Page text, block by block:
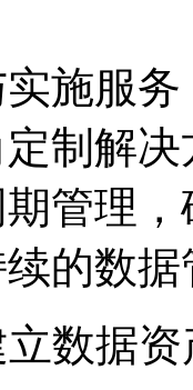
施服务
解决方
理
续的数
立数据